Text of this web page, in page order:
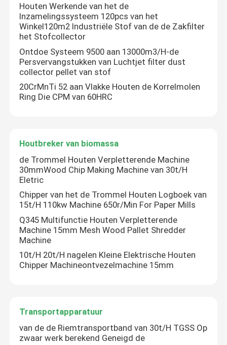
Thuis
Producten
Over ons
Fabrieksreis
Kwaliteitscontrole
Contacteer ons
Alle Gevallen
Vraag een offerte aan
Houten Werkende van het de
Inzamelingssysteem 120pcs van het
Winkel120m2 Industriële Stof van de de Zakfilter
het Stofcollector
Ontdoe Systeem 9500 aan 13000m3/H-de
Persvervangstukken van Luchtjet filter dust
collector pellet van stof
20CrMnTi 52 aan Vlakke Houten de Korrelmolen
Ring Die CPM van 60HRC
Houtbreker van biomassa
de Trommel Houten Verpletterende Machine
30mmWood Chip Making Machine van 30t/H
Eletric
Chipper van het de Trommel Houten Logboek van
15t/H 110kw Machine 650r/Min For Paper Mills
Q345 Multifunctie Houten Verpletterende
Machine 15mm Mesh Wood Pallet Shredder
Machine
10t/H 20t/H nagelen Kleine Elektrische Houten
Chipper Machineontvezelmachine 15mm
Transportapparatuur
van de de Riemtransportband van 30t/H TGSS Op
zwaar werk berekend Geneigd de